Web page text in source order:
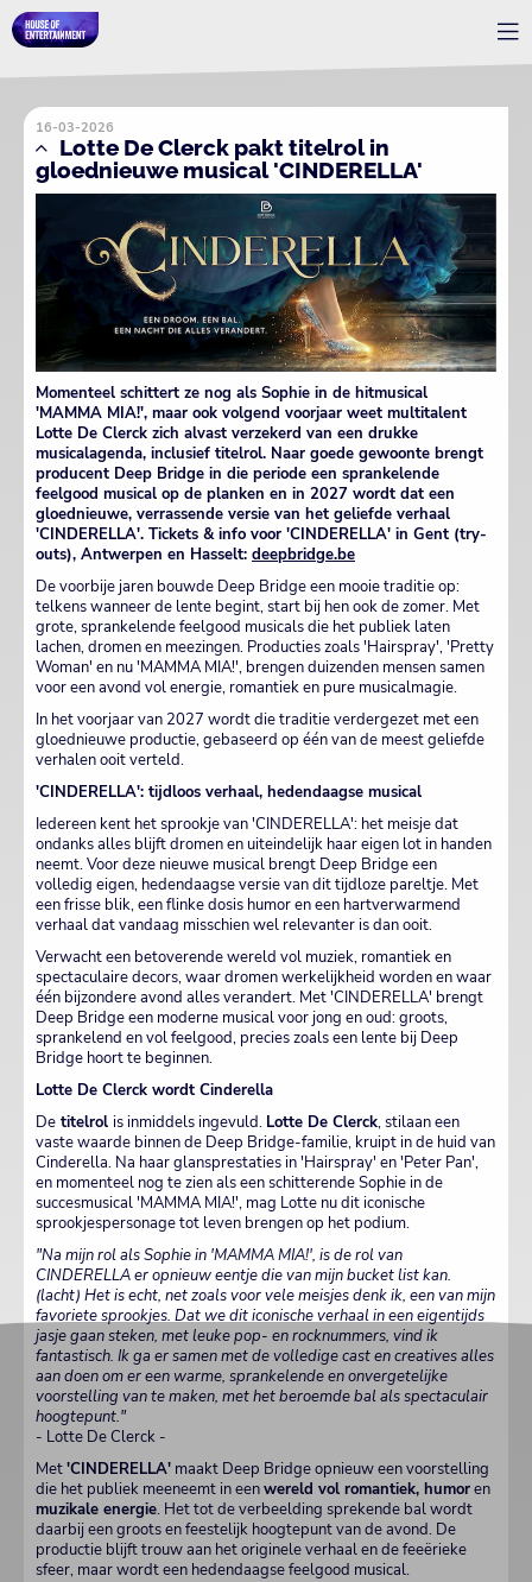
16-03-2026
Lotte De Clerck pakt titelrol in
gloednieuwe musical 'CINDERELLA'
Momenteel schittert ze nog als Sophie in de hitmusical
'MAMMA MIA!', maar ook volgend voorjaar weet multitalent
Lotte De Clerck zich alvast verzekerd van een drukke
musicalagenda, inclusief titelrol. Naar goede gewoonte brengt
producent Deep Bridge in die periode een sprankelende
feelgood musical op de planken en in 2027 wordt dat een
gloednieuwe, verrassende versie van het geliefde verhaal
'CINDERELLA'. Tickets & info voor 'CINDERELLA' in Gent (try-
outs), Antwerpen en Hasselt: deepbridge.be
De voorbije jaren bouwde Deep Bridge een mooie traditie op:
telkens wanneer de lente begint, start bij hen ook de zomer. Met
grote, sprankelende feelgood musicals die het publiek laten
lachen, dromen en meezingen. Producties zoals 'Hairspray', 'Pretty
Woman' en nu 'MAMMA MIA!', brengen duizenden mensen samen
voor een avond vol energie, romantiek en pure musicalmagie.
In het voorjaar van 2027 wordt die traditie verdergezet met een
gloednieuwe productie, gebaseerd op één van de meest geliefde
verhalen ooit verteld.
'CINDERELLA': tijdloos verhaal, hedendaagse musical
Iedereen kent het sprookje van 'CINDERELLA': het meisje dat
ondanks alles blijft dromen en uiteindelijk haar eigen lot in handen
neemt. Voor deze nieuwe musical brengt Deep Bridge een
volledig eigen, hedendaagse versie van dit tijdloze pareltje. Met
een frisse blik, een flinke dosis humor en een hartverwarmend
verhaal dat vandaag misschien wel relevanter is dan ooit.
Verwacht een betoverende wereld vol muziek, romantiek en
spectaculaire decors, waar dromen werkelijkheid worden en waar
één bijzondere avond alles verandert. Met 'CINDERELLA' brengt
Deep Bridge een moderne musical voor jong en oud: groots,
sprankelend en vol feelgood, precies zoals een lente bij Deep
Bridge hoort te beginnen.
Lotte De Clerck wordt Cinderella
De titelrol is inmiddels ingevuld. Lotte De Clerck, stilaan een
vaste waarde binnen de Deep Bridge-familie, kruipt in de huid van
Cinderella. Na haar glansprestaties in 'Hairspray' en 'Peter Pan',
en momenteel nog te zien als een schitterende Sophie in de
succesmusical 'MAMMA MIA!', mag Lotte nu dit iconische
sprookjespersonage tot leven brengen op het podium.
"Na mijn rol als Sophie in 'MAMMA MIA!', is de rol van
CINDERELLA er opnieuw eentje die van mijn bucket list kan.
(lacht) Het is echt, net zoals voor vele meisjes denk ik, een van mijn
favoriete sprookjes. Dat we dit iconische verhaal in een eigentijds
jasje gaan steken, met leuke pop- en rocknummers, vind ik
fantastisch. Ik ga er samen met de volledige cast en creatives alles
aan doen om er een warme, sprankelende en onvergetelijke
voorstelling van te maken, met het beroemde bal als spectaculair
hoogtepunt."
- Lotte De Clerck -
Met'CINDERELLA' maakt Deep Bridge opnieuw een voorstelling
die het publiek meeneemt in eenwereld vol romantiek, humoren
muzikale energie. Het tot de verbeelding sprekende bal wordt
daarbij een groots en feestelijk hoogtepunt van de avond. De
productie blijft trouw aan het originele verhaal en de feeërieke
sfeer, maar wordt een hedendaagse feelgood musical.